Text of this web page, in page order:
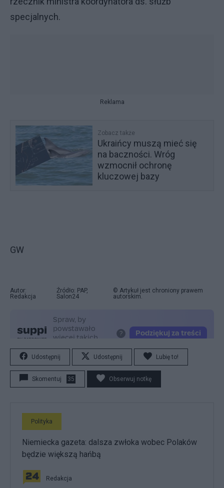
specjalnych.
Reklama
Zobacz także
Ukraińcy muszą mieć się
na baczności. Wróg
wzmocnił ochronę
kluczowej bazy
GW
Autor:
Redakcja
Źródło: PAP,
Salon24
© Artykuł jest chroniony prawem
autorskim.
Udostępnij Udostępnij Lubię to!
Skomentuj 35 Obserwuj notkę
Polityka
Niemiecka gazeta: dalsza zwłoka wobec Polaków
będzie większą hańbą
Redakcja